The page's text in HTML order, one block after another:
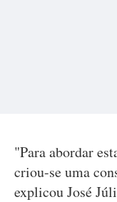
"Para abordar
criou-se uma
explicou José